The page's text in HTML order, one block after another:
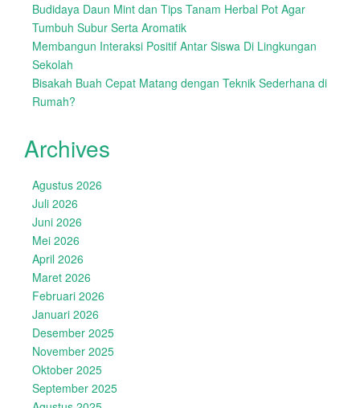
Budidaya Daun Mint dan Tips Tanam Herbal Pot Agar
Tumbuh Subur Serta Aromatik
Membangun Interaksi Positif Antar Siswa Di Lingkungan
Sekolah
Bisakah Buah Cepat Matang dengan Teknik Sederhana di
Rumah?
Archives
Agustus 2026
Juli 2026
Juni 2026
Mei 2026
April 2026
Maret 2026
Februari 2026
Januari 2026
Desember 2025
November 2025
Oktober 2025
September 2025